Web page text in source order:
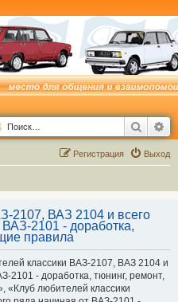
Поиск
Выход
Регистрация
2107, ВАЗ 2104 и всего
2101 - доработка,
правила
классики ВАЗ-2107, ВАЗ 2104 и
2101 - доработка, тюнинг, ремонт,
любителей классики